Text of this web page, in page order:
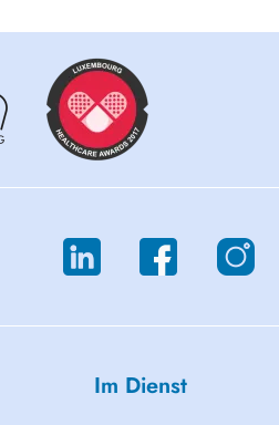
Im Dienst